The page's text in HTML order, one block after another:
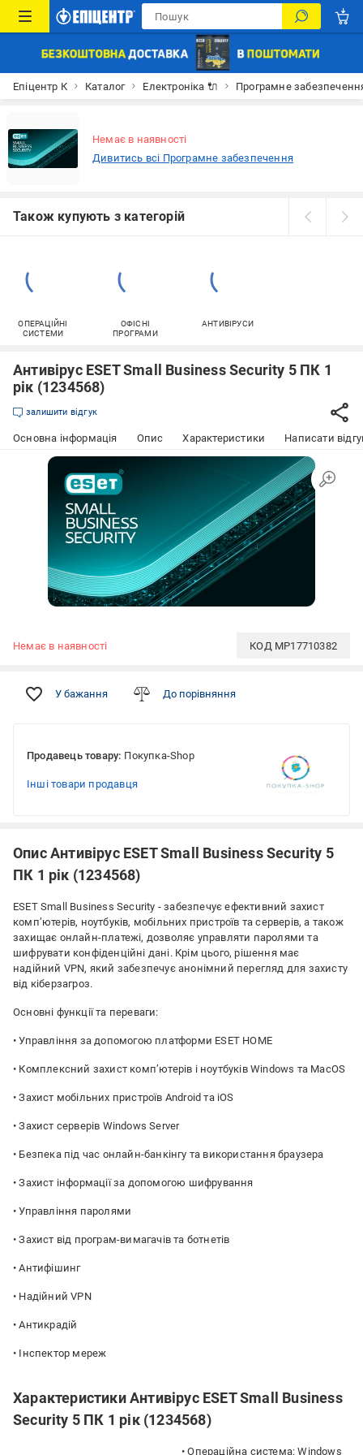
Епіцентр К Каталог Електроніка 🔌 Програмне
Немає в наявності
Дивитись всі Програмне забезпечення
Також купують з категорій
ОПЕРАЦІЙНІ
СИСТЕМИ
ОФІСНІ
ПРОГРАМИ
АНТИВІРУСИ
Антивірус ESET Small Business Security 5 ПК 1
рік (1234568)
залишити відгук
Основна інформація Опис Характеристики Написати
Немає в наявності КОД MP17710382
У бажання До порівняння
Продавець товару: Покупка-Shop
Інші товари продавця
Опис Антивірус ESET Small Business Security 5
ПК 1 рік (1234568)
ESET Small Business Security - забезпечує ефективний захист
комп’ютерів, ноутбуків, мобільних пристроїв та серверів, а також
захищає онлайн-платежі, дозволяє управляти паролями та
шифрувати конфіденційні дані. Крім цього, рішення має
надійний VPN, який забезпечує анонімний перегляд для захисту
від кіберзагроз.
Основні функції та переваги:
• Управління за допомогою платформи ESET HOME
• Комплексний захист комп’ютерів і ноутбуків Windows та MacOS
• Захист мобільних пристроїв Android та iOS
• Захист серверів Windows Server
• Безпека під час онлайн-банкінгу та використання браузера
• Захист інформації за допомогою шифрування
• Управління паролями
• Захист від програм-вимагачів та ботнетів
• Антифішинг
• Надійний VPN
• Антикрадій
• Інспектор мереж
Характеристики Антивірус ESET Small Business
Security 5 ПК 1 рік (1234568)
• Операційна система: Windows